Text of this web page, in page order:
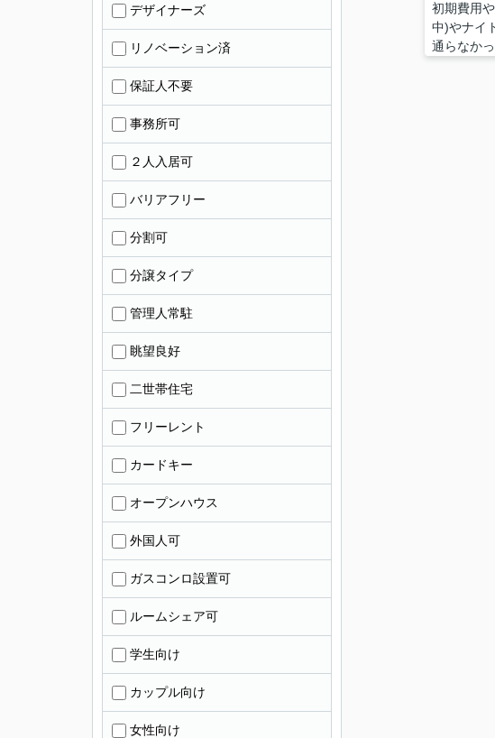
初期費用
中)やナイ
通らなか
デザイナーズ
リノベーション済
保証人不要
事務所可
２人入居可
バリアフリー
分割可
分譲タイプ
管理人常駐
眺望良好
二世帯住宅
フリーレント
カードキー
オープンハウス
外国人可
ガスコンロ設置可
ルームシェア可
学生向け
カップル向け
女性向け